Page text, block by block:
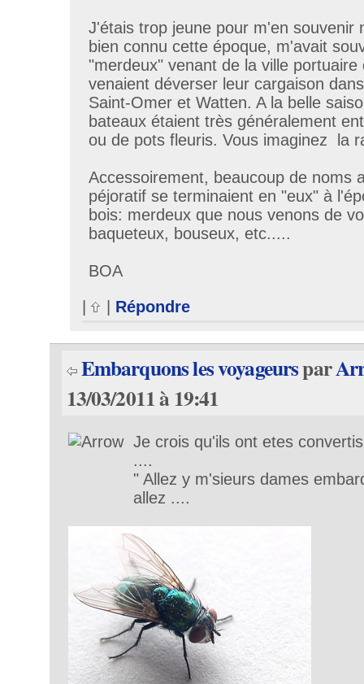
J'étais trop jeune pour m'en souvenir
bien connu cette époque, m'avait
"merdeux" venant de la ville portuaire
venaient déverser leur cargaison
Saint-Omer et Watten. A la belle
bateaux étaient très généralement
ou de pots fleuris. Vous imaginez la
Accessoirement, beaucoup de noms
péjoratif se terminaient en "eux" à
bois: merdeux que nous venons de
baqueteux, bouseux, etc.....
BOA
| Répondre
Embarquons les voyageurspar
13/03/2011 à 19:41
Je crois qu'ils ont etes
....
" Allez y m'sieurs dames
allez ....